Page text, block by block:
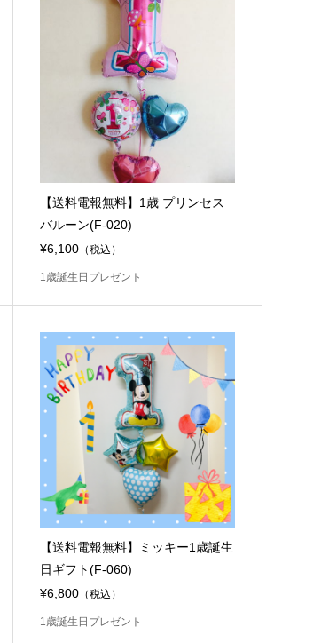
【送料電報無料】1歳 プリンセス
バルーン(F-020)
¥6,100 （税込）
1歳誕生日プレゼント
【送料電報無料】ミッキー1歳誕生
日ギフト(F-060)
¥6,800 （税込）
1歳誕生日プレゼント